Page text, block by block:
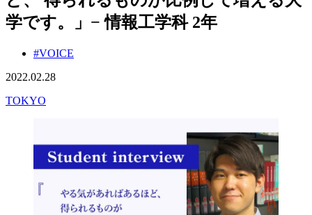
学です。」− 情報工学科 2年
#VOICE
2022.02.28
TOKYO